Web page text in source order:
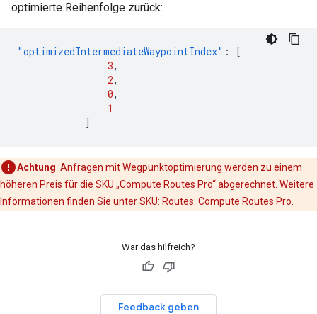
optimierte Reihenfolge zurück:
"optimizedIntermediateWaypointIndex" :
[
3,
2,
0,
1
]
Achtung :Anfragen mit Wegpunktoptimierung werden zu einem
höheren Preis für die SKU „Compute Routes Pro“ abgerechnet. Weitere
Informationen finden Sie unterSKU: Routes: Compute Routes Pro
War das hilfreich?
Feedback geben